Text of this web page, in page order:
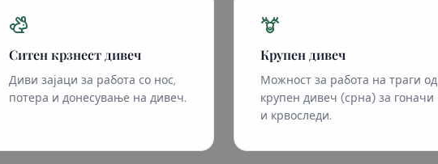
Ситен крзнест дивеч
Диви зајаци за работа со нос,
потера и донесување на дивеч.
Крупен дивеч
Можност за работа на траги од
крупен дивеч (срна) за гоначи
и крвоследи.